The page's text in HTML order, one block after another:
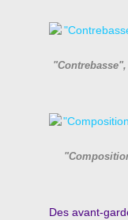
Des avant-